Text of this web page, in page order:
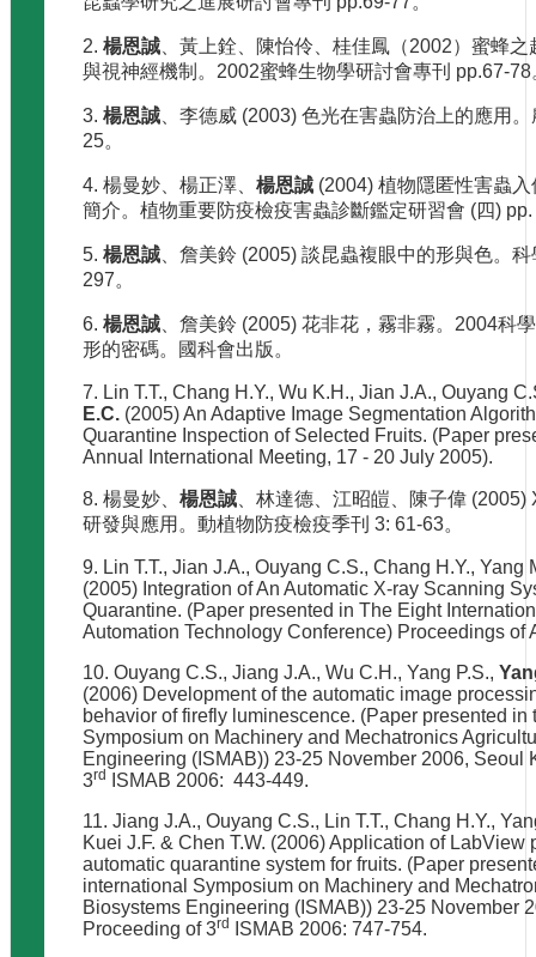
2. 楊恩誠 、黃上銓、陳怡伶、桂佳鳳（2002）蜜蜂
與視神經機制。2002蜜蜂生物學研討會專刊 pp.67-78
3. 楊恩誠 、李德威 (2003) 色光在害蟲防治上的應用
25。
4. 楊曼妙、楊正澤、 楊恩誠 (2004) 植物隱匿性害蟲
簡介。植物重要防疫檢疫害蟲診斷鑑定研習會 (四)
5. 楊恩誠 、詹美鈴 (2005) 談昆蟲複眼中的形與色。
297。
6. 楊恩誠 、詹美鈴 (2005) 花非花，霧非霧。2004科
形的密碼。國科會出版。
7. Lin T.T., Chang H.Y., Wu K.H., Jian J.A., Ouyang
E.C. (2005) An Adaptive Image Segmentation
Quarantine Inspection of Selected Fruits. (Paper
Annual International Meeting, 17 - 20 July 2005).
8. 楊曼妙、 楊恩誠 、林達德、江昭皚、陳子偉
研發與應用。動植物防疫檢疫季刊 3: 61-63。
9. Lin T.T., Jian J.A., Ouyang C.S., Chang H.Y., Yang
(2005) Integration of An Automatic X-ray Scanning
Quarantine. (Paper presented in The Eight
Automation Technology Conference) Proceedings of
10. Ouyang C.S., Jiang J.A., Wu C.H., Yang P.S.,
(2006) Development of the automatic image
behavior of firefly luminescence. (Paper presented in
Symposium on Machinery and Mechatronics
Engineering (ISMAB)) 23-25 November 2006, Seoul
3rd
ISMAB 2006: 443-449.
11. Jiang J.A., Ouyang C.S., Lin T.T., Chang H.Y.,
Kuei J.F. & Chen T.W. (2006) Application of LabView
automatic quarantine system for fruits. (Paper
international Symposium on Machinery and
Biosystems Engineering (ISMAB)) 23-25 November
Proceeding of 3rd
ISMAB 2006: 747-754.